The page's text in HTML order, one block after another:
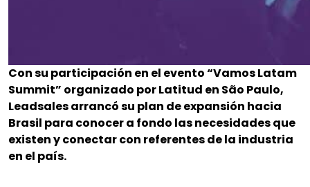
Con su participación en el evento “Vamos Latam
Summit” organizado por Latitud en São Paulo,
Leadsales arrancó su plan de expansión hacia
Brasil para conocer a fondo las necesidades que
existen y conectar con referentes de la industria
en el país.